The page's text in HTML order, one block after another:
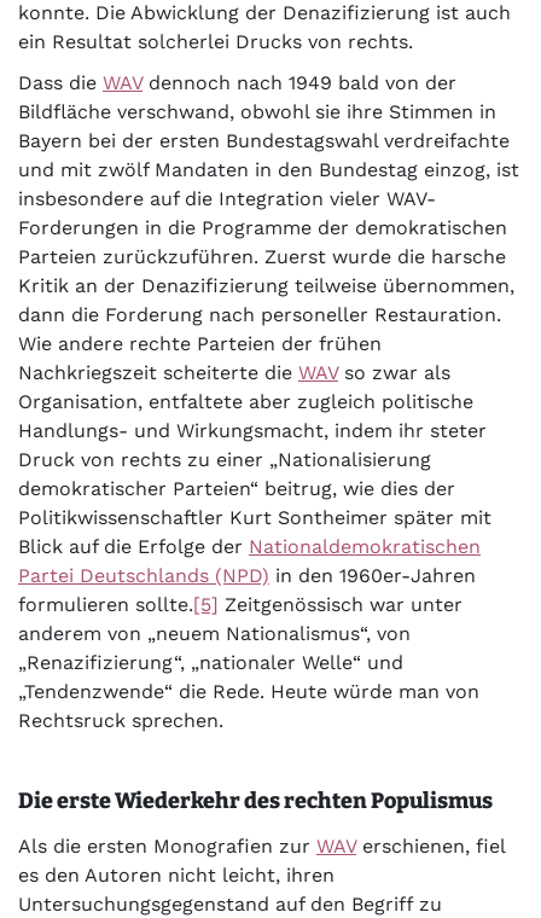
konnte. Die Abwicklung der Denazifizierung ist auch
ein Resultat solcherlei Drucks von rechts.
Dass die WAVdennoch nach 1949 bald von der
Bildfläche verschwand, obwohl sie ihre Stimmen in
Bayern bei der ersten Bundestagswahl verdreifachte
und mit zwölf Mandaten in den Bundestag einzog, ist
insbesondere auf die Integration vieler WAV-
Forderungen in die Programme der demokratischen
Parteien zurückzuführen. Zuerst wurde die harsche
Kritik an der Denazifizierung teilweise übernommen,
dann die Forderung nach personeller Restauration.
Wie andere rechte Parteien der frühen
Nachkriegszeit scheiterte die WAVso zwar als
Organisation, entfaltete aber zugleich politische
Handlungs- und Wirkungsmacht, indem ihr steter
Druck von rechts zu einer „Nationalisierung
demokratischer Parteien“ beitrug, wie dies der
Politikwissenschaftler Kurt Sontheimer später mit
Blick auf die Erfolge der Nationaldemokratischen
Partei Deutschlands (NPD) in den 1960er-Jahren
formulieren sollte.[5] Zeitgenössisch war unter
anderem von „neuem Nationalismus“, von
„Renazifizierung“, „nationaler Welle“ und
„Tendenzwende“ die Rede. Heute würde man von
Rechtsruck sprechen.
Die erste Wiederkehr des rechten Populismus
Als die ersten Monografien zur WAVerschienen, fiel
es den Autoren nicht leicht, ihren
Untersuchungsgegenstand auf den Begriff zu